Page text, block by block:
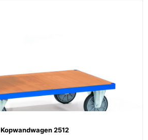
Kopwandwagen 2512